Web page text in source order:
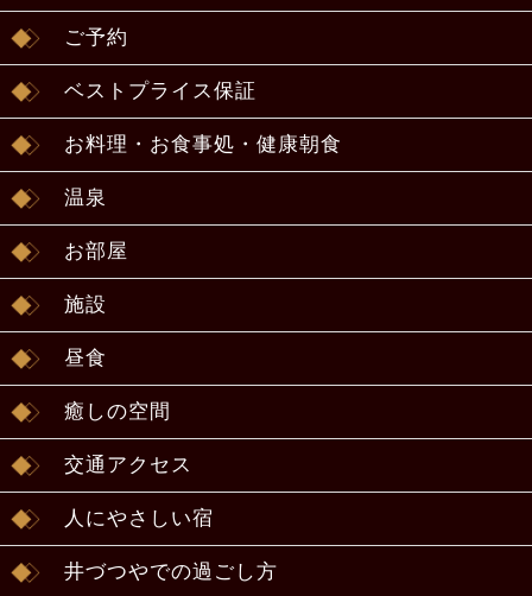
ご予約
ベストプライス保証
お料理・お食事処・健康朝食
温泉
お部屋
施設
昼食
癒しの空間
交通アクセス
人にやさしい宿
井づつやでの過ごし方